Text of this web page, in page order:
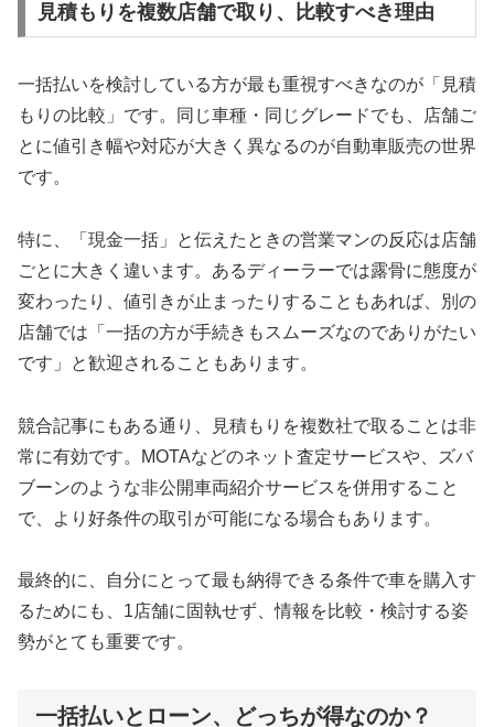
見積もりを複数店舗で取り、比較すべき理由
一括払いを検討している方が最も重視すべきなのが「見積
もりの比較」です。同じ車種・同じグレードでも、店舗ご
とに値引き幅や対応が大きく異なるのが自動車販売の世界
です。
特に、「現金一括」と伝えたときの営業マンの反応は店舗
ごとに大きく違います。あるディーラーでは露骨に態度が
変わったり、値引きが止まったりすることもあれば、別の
店舗では「一括の方が手続きもスムーズなのでありがたい
です」と歓迎されることもあります。
競合記事にもある通り、見積もりを複数社で取ることは非
常に有効です。MOTAなどのネット査定サービスや、ズバ
ブーンのような非公開車両紹介サービスを併用すること
で、より好条件の取引が可能になる場合もあります。
最終的に、自分にとって最も納得できる条件で車を購入す
るためにも、1店舗に固執せず、情報を比較・検討する姿
勢がとても重要です。
一括払いとローン、どっちが得なのか？